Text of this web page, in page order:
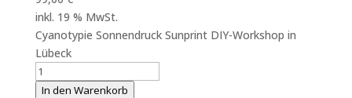
inkl. 19 % MwSt.
Cyanotypie Sonnendruck Sunprint DIY-Workshop in
Lübeck
Cyanotypie
Sonnendruck
In den Warenkorb